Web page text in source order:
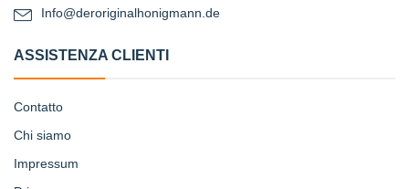
Info@deroriginalhonigmann.de
ASSISTENZA CLIENTI
Contatto
Chi siamo
Impressum